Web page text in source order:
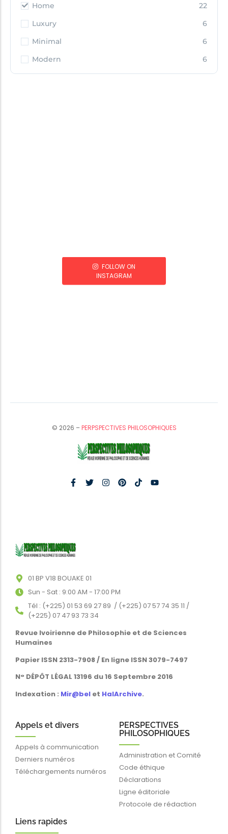
Home
22
Luxury
6
Minimal
6
Modern
6
FOLLOW ON
INSTAGRAM
© 2026 –PERPSPECTIVES PHILOSOPHIQUES
01 BP V18 BOUAKE 01
Sun - Sat : 9:00 AM - 17:00 PM
Tél : (+225) 01 53 69 27 89 / (+225) 07 57 74 35 11 /
(+225) 07 47 93 73 34
Revue Ivoirienne de Philosophie et de Sciences
Humaines
Papier ISSN 2313-7908 / En ligne ISSN 3079-7497
N° DÉPÔT LÉGAL 13196 du 16 Septembre 2016
Indexation : Mir@bel et HalArchive.
Appels et divers
Appels à communication
Derniers numéros
Téléchargements numéros
PERSPECTIVES
PHILOSOPHIQUES
Administration et Comité
Code éthique
Déclarations
Ligne éditoriale
Protocole de rédaction
Liens rapides